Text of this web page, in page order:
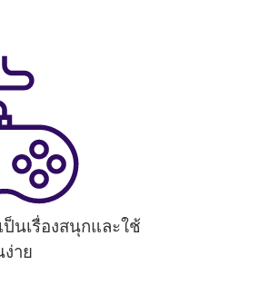
ป็นเรื่องสนุกและใช้
ง่าย